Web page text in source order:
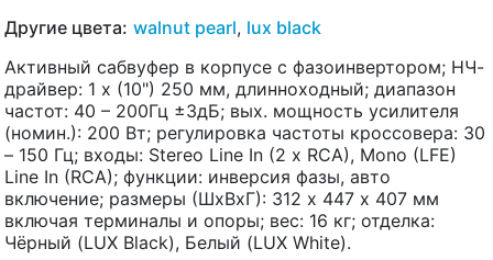
Другие цвета: walnut pearl, lux black
Активный сабвуфер в корпусе с фазоинвертором; НЧ-
драйвер: 1 x (10") 250 мм, длинноходный; диапазон
частот: 40 – 200Гц ±3дБ; вых. мощность усилителя
(номин.): 200 Вт; регулировка частоты кроссовера: 30
– 150 Гц; входы: Stereo Line In (2 x RCA), Mono (LFE)
Line In (RCA); функции: инверсия фазы, авто
включение; размеры (ШхВхГ): 312 х 447 х 407 мм
включая терминалы и опоры; вес: 16 кг; отделка:
Чёрный (LUX Black), Белый (LUX White).